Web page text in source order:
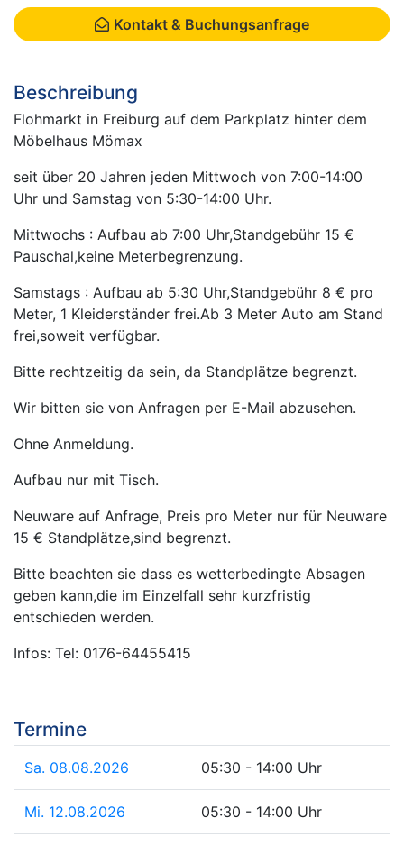
Kontakt & Buchungsanfrage
Beschreibung
Flohmarkt in Freiburg auf dem Parkplatz hinter dem
Möbelhaus Mömax
seit über 20 Jahren jeden Mittwoch von 7:00-14:00
Uhr und Samstag von 5:30-14:00 Uhr.
Mittwochs : Aufbau ab 7:00 Uhr,Standgebühr 15 €
Pauschal,keine Meterbegrenzung.
Samstags : Aufbau ab 5:30 Uhr,Standgebühr 8 € pro
Meter, 1 Kleiderständer frei.Ab 3 Meter Auto am Stand
frei,soweit verfügbar.
Bitte rechtzeitig da sein, da Standplätze begrenzt.
Wir bitten sie von Anfragen per E-Mail abzusehen.
Ohne Anmeldung.
Aufbau nur mit Tisch.
Neuware auf Anfrage, Preis pro Meter nur für Neuware
15 € Standplätze,sind begrenzt.
Bitte beachten sie dass es wetterbedingte Absagen
geben kann,die im Einzelfall sehr kurzfristig
entschieden werden.
Infos: Tel: 0176-64455415
Termine
Sa. 08.08.2026 05:30 - 14:00 Uhr
Mi. 12.08.2026 05:30 - 14:00 Uhr